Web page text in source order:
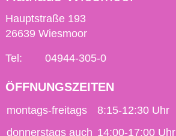
Hauptstraße 193
26639 Wiesmoor
Tel: 04944-305-0
ÖFFNUNGSZEITEN
montags-freitags
8:15-12:30 Uhr
donnerstags auch 14:00-17:00 Uhr